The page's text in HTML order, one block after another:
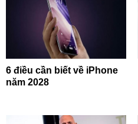
6 điều cần biết về iPhone
năm 2028